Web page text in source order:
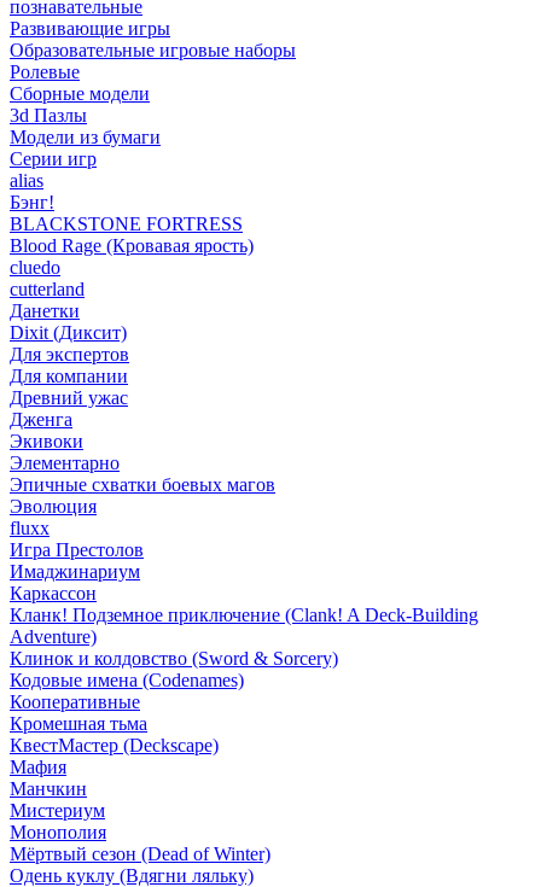
познавательные
Развивающие игры
Образовательные игровые наборы
Ролевые
Сборные модели
3d Пазлы
Модели из бумаги
Серии игр
alias
Бэнг!
BLACKSTONE FORTRESS
Blood Rage (Кровавая ярость)
cluedo
cutterland
Данетки
Dixit (Диксит)
Для экспертов
Для компании
Древний ужас
Дженга
Экивоки
Элементарно
Эпичные схватки боевых магов
Эволюция
fluxx
Игра Престолов
Имаджинариум
Каркассон
Кланк! Подземное приключение (Clank! A Deck-Building
Adventure)
Клинок и колдовство (Sword & Sorcery)
Кодовые имена (Codenames)
Кооперативные
Кромешная тьма
КвестМастер (Deckscape)
Мафия
Манчкин
Мистериум
Монополия
Мёртвый сезон (Dead of Winter)
Одень куклу (Вдягни ляльку)